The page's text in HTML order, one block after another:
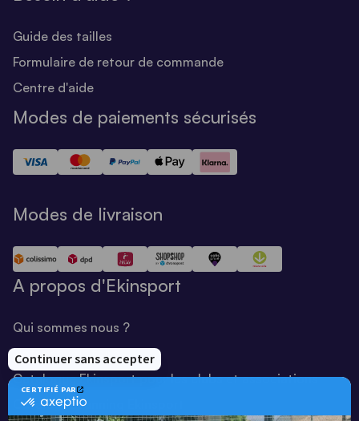
Guide des tailles
Formulaire de retour de commande
Centre d'aide
Modes de paiements sécurisés
Modes de livraison
A propos d'Ekinsport
Qui sommes nous ?
Notre savoir-faire
Catalogue Ekinsport pour les clubs et associations
Catalogue running Ekinsport